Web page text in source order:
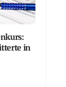
in